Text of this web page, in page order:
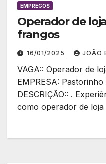
EMPREGOS
Operador de
frangos
16/01/2025 JOÃO
VAGA:: Operador de
EMPRESA:
DESCRIÇÃO:: .
como operador de